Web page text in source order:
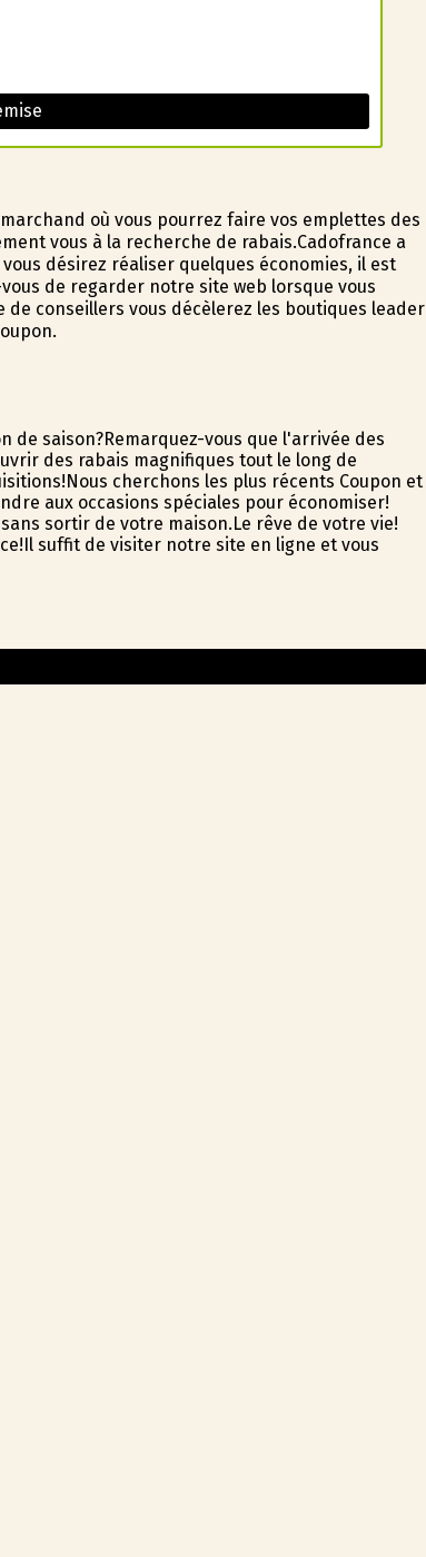
où vous pourrez faire vos emplettes des
vous à la recherche de rabais.Cadofrance a
désirez réaliser quelques économies, il est
de regarder notre site web lorsque vous
conseillers vous décèlerez les boutiques leader
saison?Remarquez-vous que l'arrivée des
des rabais magnifiques tout le long de
cherchons les plus récents Coupon et
aux occasions spéciales pour économiser!
sortir de votre maison.Le rêve de votre vie!
suffit de visiter notre site en ligne et vous